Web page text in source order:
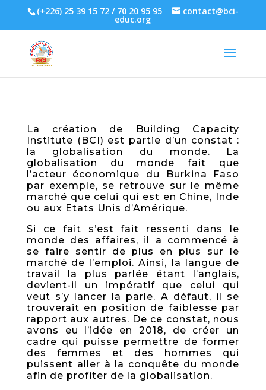
(+226) 25 39 15 72 / 70 20 95 95 contact@bci-
educ.org
La création de Building Capacity
Institute (BCI) est partie d’un constat :
la globalisation du monde. La
globalisation du monde fait que
l’acteur économique du Burkina Faso
par exemple, se retrouve sur le même
marché que celui qui est en Chine, Inde
ou aux Etats Unis d’Amérique.
Si ce fait s’est fait ressenti dans le
monde des affaires, il a commencé à
se faire sentir de plus en plus sur le
marché de l’emploi. Ainsi, la langue de
travail la plus parlée étant l’anglais,
devient-il un impératif que celui qui
veut s’y lancer la parle. A défaut, il se
trouverait en position de faiblesse par
rapport aux autres. De ce constat, nous
avons eu l’idée en 2018, de créer un
cadre qui puisse permettre de former
des femmes et des hommes qui
puissent aller à la conquête du monde
afin de profiter de la globalisation.